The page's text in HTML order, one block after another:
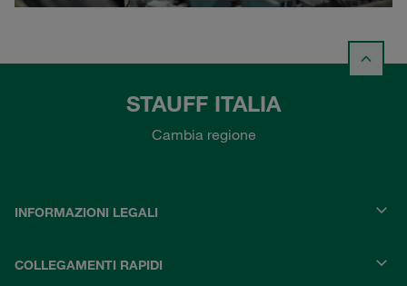
STAUFF ITALIA
Cambia regione
INFORMAZIONI LEGALI
COLLEGAMENTI RAPIDI